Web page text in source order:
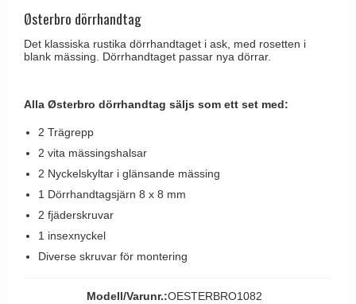
Delfin och valross
Lama dörrhandtag - Gio Ponti
Svanemøllen trädörrhandtag
Weingarden dörrhandtag
Østerbro - trädörrhandtag
Dörrhandtag Buster + Punch
FSB dörrhandtag
Randi Classic Line dörrhandtag
Brevlådor
Skruvar
Krokar & Krokar
Stormkrokar
Polermedel till mässing
RANDI dörrhandtag
Søe-Jensen & Co.
Valli & Valli dörrhandtag
YOUNG dörrhandtag
Østerbro dörrhandtag
Det klassiska rustika dörrhandtaget i ask, med rosetten i
blank mässing. Dörrhandtaget passar nya dörrar.
Alla Østerbro dörrhandtag säljs som ett set med:
2 Trägrepp
2 vita mässingshalsar
2 Nyckelskyltar i glänsande mässing
1 Dörrhandtagsjärn 8 x 8 mm
2 fjäderskruvar
1 insexnyckel
Diverse skruvar för montering
Modell/Varunr.:OESTERBRO1082